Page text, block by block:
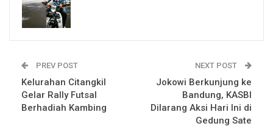
PREV POST
Kelurahan Citangkil
Gelar Rally Futsal
Berhadiah Kambing
NEXT POST
Jokowi Berkunjung ke
Bandung, KASBI
Dilarang Aksi Hari Ini di
Gedung Sate